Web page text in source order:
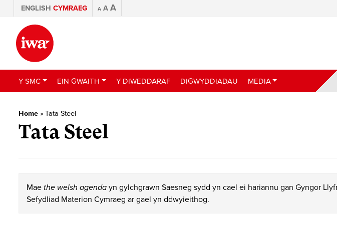
ENGLISH CYMRAEG A A A
Y SMC EIN GWAITH Y DIWEDDARAF DIGWYDDIADAU MEDIA
Home » Tata Steel
Tata Steel
Mae the welsh agenda yn gylchgrawn Saesneg sydd yn cael ei hariannu gan Gyngor
Sefydliad Materion Cymraeg ar gael yn ddwyieithog.